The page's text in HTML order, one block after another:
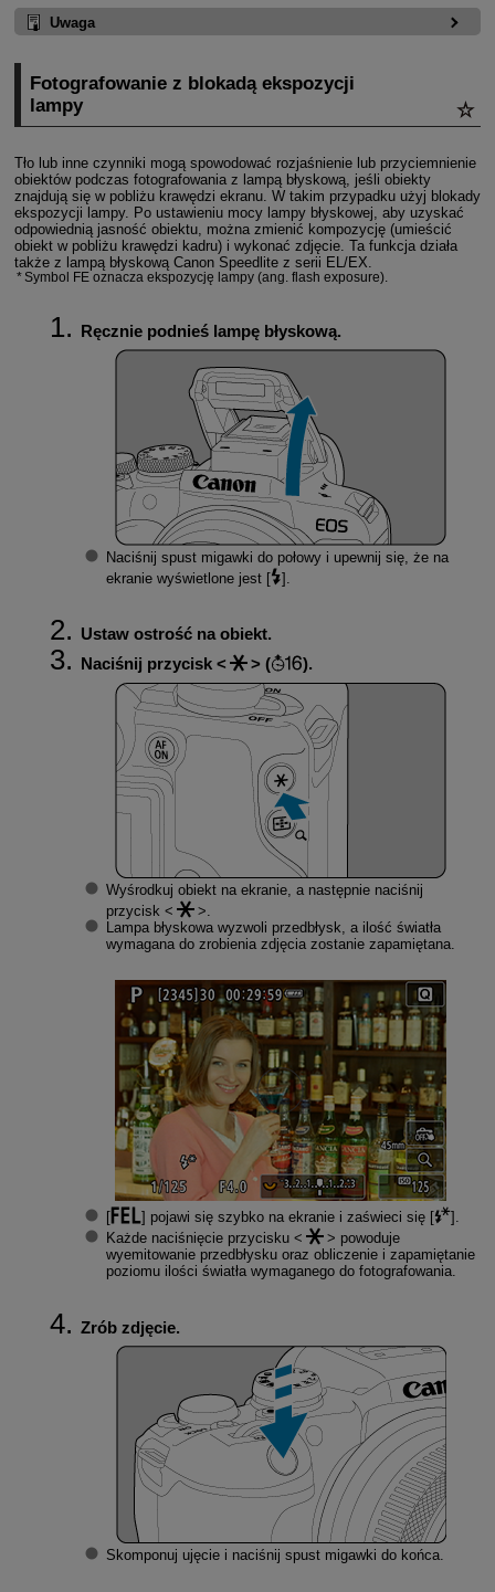
Uwaga
Fotografowanie z blokadą ekspozycji
lampy
Tło lub inne czynniki mogą spowodować rozjaśnienie lub przyciemnienie
obiektów podczas fotografowania z lampą błyskową, jeśli obiekty
znajdują się w pobliżu krawędzi ekranu. W takim przypadku użyj blokady
ekspozycji lampy. Po ustawieniu mocy lampy błyskowej, aby uzyskać
odpowiednią jasność obiektu, można zmienić kompozycję (umieścić
obiekt w pobliżu krawędzi kadru) i wykonać zdjęcie. Ta funkcja działa
także z lampą błyskową Canon Speedlite z serii EL/EX.
Symbol FE oznacza ekspozycję lampy (ang. flash exposure).
Ręcznie podnieś lampę błyskową.
Naciśnij spust migawki do połowy i upewnij się, że na
ekranie wyświetlone jest [
].
Ustaw ostrość na obiekt.
Naciśnij przycisk
( ).
Wyśrodkuj obiekt na ekranie, a następnie naciśnij
przycisk
Lampa błyskowa wyzwoli przedbłysk, a ilość światła
wymagana do zrobienia zdjęcia zostanie zapamiętana.
[ ] pojawi się szybko na ekranie i zaświeci się [
].
Każde naciśnięcie przycisku
powoduje
wyemitowanie przedbłysku oraz obliczenie i zapamiętanie
poziomu ilości światła wymaganego do fotografowania.
Zrób zdjęcie.
Skomponuj ujęcie i naciśnij spust migawki do końca.